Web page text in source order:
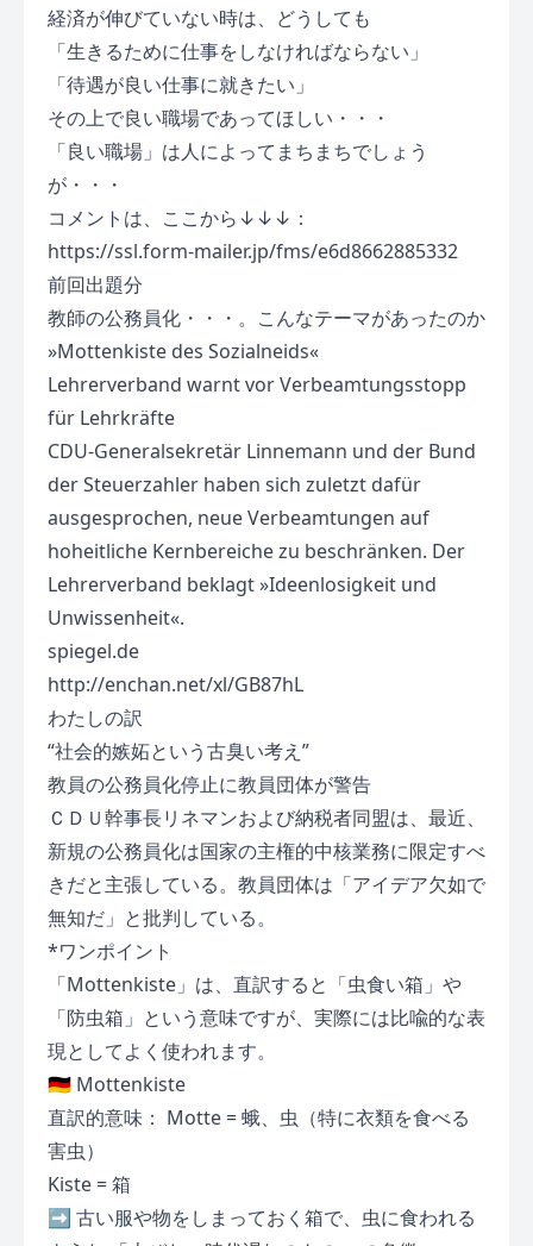
経済が伸びていない時は、どうしても
「生きるために仕事をしなければならない」
「待遇が良い仕事に就きたい」
その上で良い職場であってほしい・・・
「良い職場」は人によってまちまちでしょう
が・・・
コメントは、ここから↓↓↓：
https://ssl.form-mailer.jp/fms/e6d8662885332
前回出題分
教師の公務員化・・・。こんなテーマがあったのか
»Mottenkiste des Sozialneids«
Lehrerverband warnt vor Verbeamtungsstopp
für Lehrkräfte
CDU-Generalsekretär Linnemann und der Bund
der Steuerzahler haben sich zuletzt dafür
ausgesprochen, neue Verbeamtungen auf
hoheitliche Kernbereiche zu beschränken. Der
Lehrerverband beklagt »Ideenlosigkeit und
Unwissenheit«.
spiegel.de
http://enchan.net/xl/GB87hL
わたしの訳
“社会的嫉妬という古臭い考え”
教員の公務員化停止に教員団体が警告
ＣＤＵ幹事長リネマンおよび納税者同盟は、最近、
新規の公務員化は国家の主権的中核業務に限定すべ
きだと主張している。教員団体は「アイデア欠如で
無知だ」と批判している。
*ワンポイント
「Mottenkiste」は、直訳すると「虫食い箱」や
「防虫箱」という意味ですが、実際には比喩的な表
現としてよく使われます。
🇩🇪 Mottenkiste
直訳的意味： Motte = 蛾、虫（特に衣類を食べる
害虫）
Kiste = 箱
➡ 古い服や物をしまっておく箱で、虫に食われる